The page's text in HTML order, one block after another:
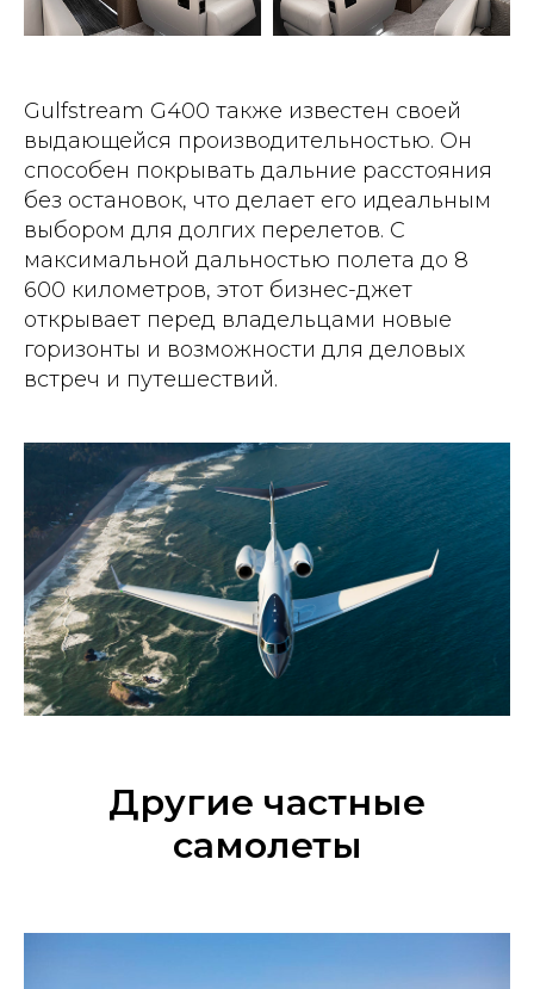
Gulfstream G400 также известен своей
выдающейся производительностью. Он
способен покрывать дальние расстояния
без остановок, что делает его идеальным
выбором для долгих перелетов. С
максимальной дальностью полета до 8
600 километров, этот бизнес-джет
открывает перед владельцами новые
горизонты и возможности для деловых
встреч и путешествий.
Другие частные
самолеты